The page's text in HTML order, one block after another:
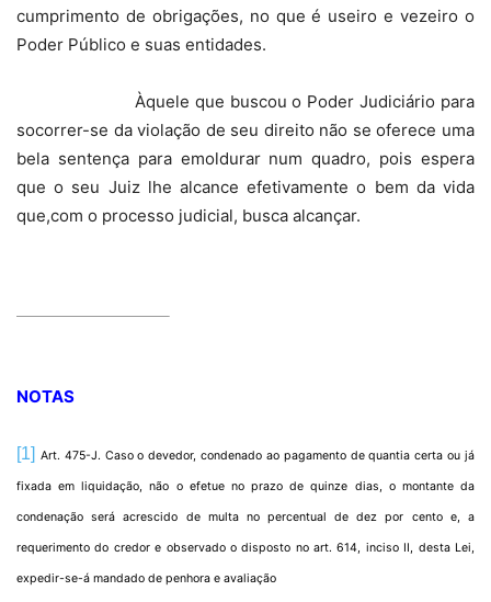
cumprimento de obrigações, no que é useiro e vezeiro o
Poder Público e suas entidades.
Àquele que buscou o Poder Judiciário para
socorrer-se da violação de seu direito não se oferece uma
bela sentença para emoldurar num quadro, pois espera
que o seu Juiz lhe alcance efetivamente o bem da vida
que,com o processo judicial, busca alcançar.
NOTAS
[1] Art. 475-J. Caso o devedor, condenado ao pagamento de quantia certa ou já
fixada em liquidação, não o efetue no prazo de quinze dias, o montante da
condenação será acrescido de multa no percentual de dez por cento e, a
requerimento do credor e observado o disposto no art. 614, inciso II, desta Lei,
expedir-se-á mandado de penhora e avaliação